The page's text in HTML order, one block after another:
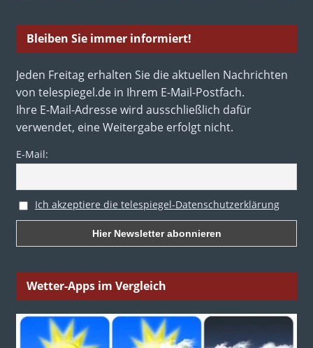
Bleiben Sie immer informiert!
Jeden Freitag erhalten Sie die aktuellen Nachrichten
von telespiegel.de in Ihrem E-Mail-Postfach.
Ihre E-Mail-Adresse wird ausschließlich dafür
verwendet, eine Weitergabe erfolgt nicht.
E-Mail:
Ich akzeptiere die telespiegel-Datenschutzerklärung
Wetter-Apps im Vergleich